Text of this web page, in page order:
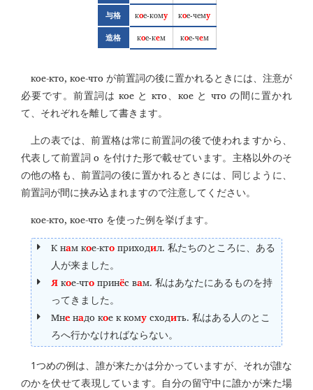
与格 кое-кому кое-чему
造格 кое-кем кое-чем
кое-кто, кое-что が前置詞の後に置かれるときには、注意が
必要です。前置詞は кое と кто кое と что の間に置かれ
て、それぞれを離して書きます。
上の表では、前置格は常に前置詞の後で使われますから、
代表して前置詞о を付けた形で載せています。主格以外のそ
の他の格も、前置詞の後に置かれるときには、同じように、
前置詞が間に挟み込まれますので注意してください。
кое-кто, кое-что を使った例を挙げます。
К нам кое-ктоприходил. 私たちのところに、ある
人が来ました。
Якое-чтопринёс вам. 私はあなたにあるものを持
ってきました。
Мненадо кое к комусходить. 私はある人のとこ
ろへ行かなければならない。
1つめの例は、誰が来たかは分かっていますが、それが誰な
のかを伏せて表現しています。自分の留守中に誰かが来た場